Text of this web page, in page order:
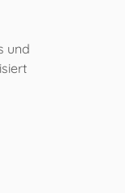
und